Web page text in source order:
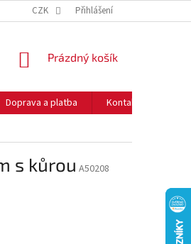
NEJČASTĚJŠÍ OTÁZKY
CZK Přihlášení
NÁKUPNÍ
Prázdný košík
Doprava a platba Kontakty
s kůrou A50208